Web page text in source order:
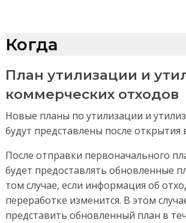
Когда
План утилизации и
коммерческих отходов
Новые планы по утилизации и
будут представлены после открытия
После отправки первоначального
будет предоставлять обновленные
том случае, если информация об
переработке изменится. В этом
представить обновленный план в